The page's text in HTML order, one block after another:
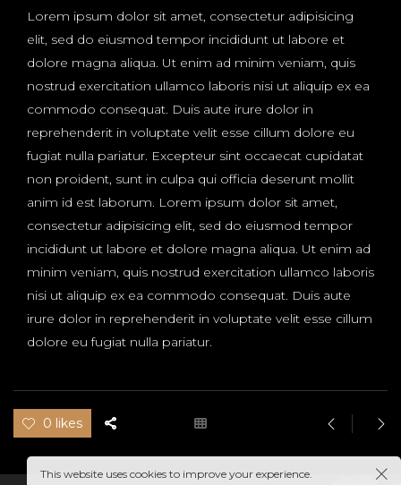
Lorem ipsum dolor sit amet, consectetur adipisicing
elit, sed do eiusmod tempor incididunt ut labore et
dolore magna aliqua. Ut enim ad minim veniam, quis
nostrud exercitation ullamco laboris nisi ut aliquip ex ea
commodo consequat. Duis aute irure dolor in
reprehenderit in voluptate velit esse cillum dolore eu
fugiat nulla pariatur. Excepteur sint occaecat cupidatat
non proident, sunt in culpa qui officia deserunt mollit
anim id est laborum. Lorem ipsum dolor sit amet,
consectetur adipisicing elit, sed do eiusmod tempor
incididunt ut labore et dolore magna aliqua. Ut enim ad
minim veniam, quis nostrud exercitation ullamco laboris
nisi ut aliquip ex ea commodo consequat. Duis aute
irure dolor in reprehenderit in voluptate velit esse cillum
dolore eu fugiat nulla pariatur.
0 likes
This website uses cookies to improve your experience.